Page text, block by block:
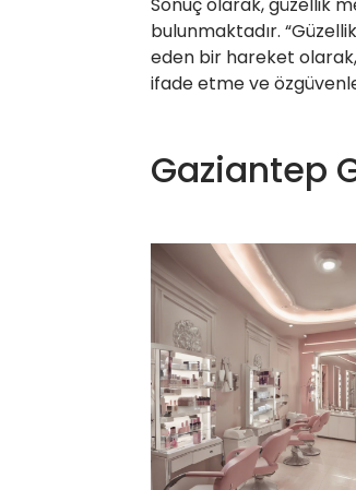
bulunmaktadır.
eden bir hareket
ifade etme ve
Gaziantep